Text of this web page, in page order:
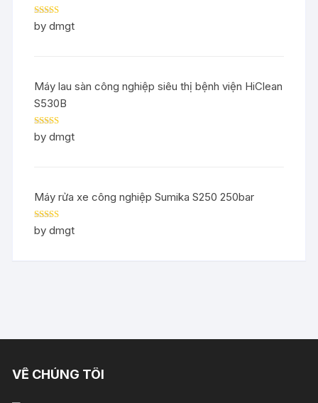
Rated5out
of 5
by dmgt
Máy lau sàn công nghiệp siêu thị bệnh viện HiClean
S530B
Rated5out
of 5
by dmgt
Máy rửa xe công nghiệp Sumika S250 250bar
Rated5out
of 5
by dmgt
VỀ CHÚNG TÔI